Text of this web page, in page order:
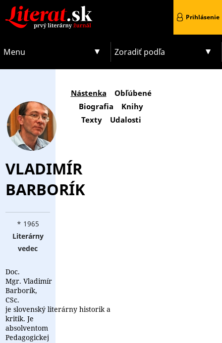
Menu Zoradiť podľa
Prihlásenie
VLADIMÍR
BARBORÍK
* 1965
Literárny
vedec
Doc.
Mgr. Vladimír
Barborík,
CSc.
je slovenský literárny historik a
kritik. Je
absolventom
Pedagogickej
Nástenka
Obľúbené
Biografia
Knihy
Texty
Udalosti